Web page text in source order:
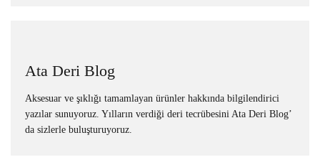
Ata Deri Blog
Aksesuar ve şıklığı tamamlayan ürünler hakkında bilgilendirici
yazılar sunuyoruz. Yılların verdiği deri tecrübesini Ata Deri Blog’
da sizlerle buluşturuyoruz.